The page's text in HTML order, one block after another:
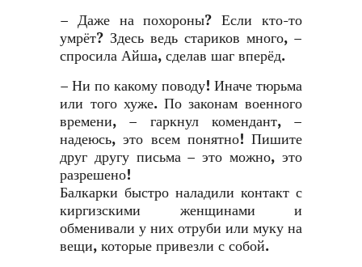
– Даже на похороны? Если кто-то
умрёт? Здесь ведь стариков много, –
спросила Айша, сделав шаг вперёд.
– Ни по какому поводу! Иначе тюрьма
или того хуже. По законам военного
времени, – гаркнул комендант, –
надеюсь, это всем понятно! Пишите
друг другу письма – это можно, это
разрешено!
Балкарки быстро наладили контакт с
киргизскими женщинами и
обменивали у них отруби или муку на
вещи, которые привезли с собой.